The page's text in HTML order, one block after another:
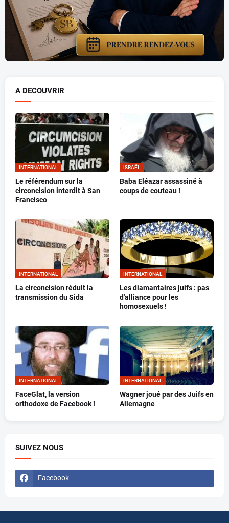
A DECOUVRIR
INTERNATIONAL
Le référendum sur la
circoncision interdit à San
Francisco
ISRAËL
Baba Eléazar assassiné à
coups de couteau !
INTERNATIONAL
La circoncision réduit la
transmission du Sida
INTERNATIONAL
Les diamantaires juifs : pas
d'alliance pour les
homosexuels !
INTERNATIONAL
FaceGlat, la version
orthodoxe de Facebook !
INTERNATIONAL
Wagner joué par des Juifs en
Allemagne
SUIVEZ NOUS
Facebook